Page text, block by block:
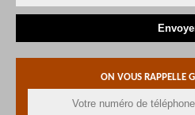
ON VOUS RAPPELLE